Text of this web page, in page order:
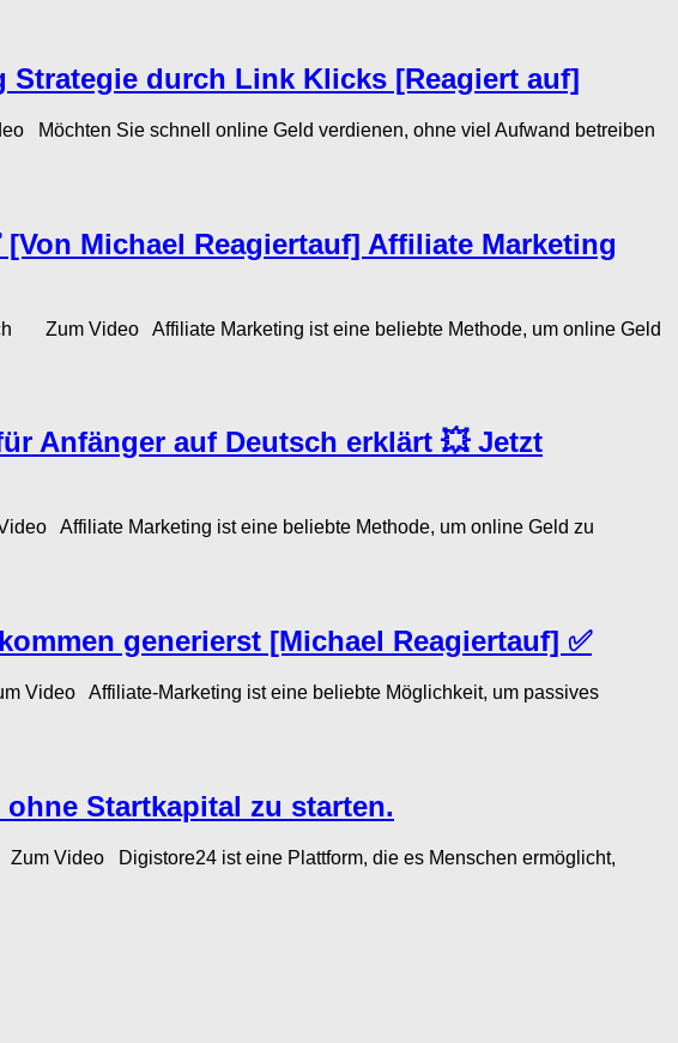
durch Link Klicks [Reagiert auf]
Möchten Sie schnell online Geld verdienen, ohne viel Aufwand betreiben
[Von Michael Reagiertauf] Affiliate Marketing
Zum Video Affiliate Marketing ist eine beliebte Methode, um online Geld
Anfänger auf Deutsch erklärt 💥 Jetzt
Affiliate Marketing ist eine beliebte Methode, um online Geld zu
generierst [Michael Reagiertauf] ✅
Video Affiliate-Marketing ist eine beliebte Möglichkeit, um passives
Startkapital zu starten.
Video Digistore24 ist eine Plattform, die es Menschen ermöglicht,